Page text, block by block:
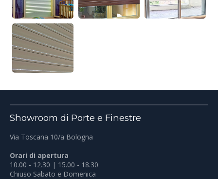
Showroom di Porte e Finestre
Via Toscana 10/a Bologna
Orari di apertura
10.00 - 12.30 | 15.00 - 18.30
Chiuso Sabato e Domenica